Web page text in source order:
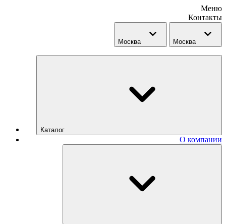
Меню
Контакты
Москва Москва
Каталог
О компании